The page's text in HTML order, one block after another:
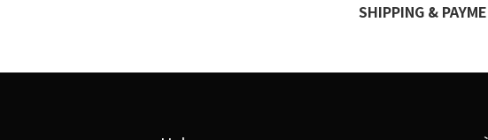
SHIPPING &